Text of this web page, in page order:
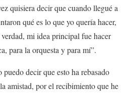
quisiera decir que cuando llegué a
qué es lo que yo quería hacer,
mi idea principal fue hacer
para la orquesta y para mí”.
decir que esto ha rebasado
amistad, por el recibimiento que he